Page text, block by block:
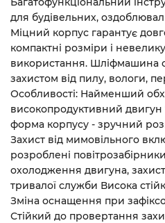
для будівельних,
Міцний корпус гарантує
компактні розміри і
використання. Шліфмашина
захистом від пилу, вологи,
Особливості: Найменший
високопродуктивний двигун
форма корпусу - зручний
Захист від мимовільного
розроблені
охолодження двигуна,
тривалої служби Висока
Зміна оснащення при
Стійкий до провертання